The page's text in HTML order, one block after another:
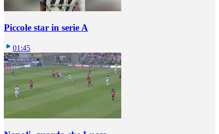
Piccole star in serie A
01:45